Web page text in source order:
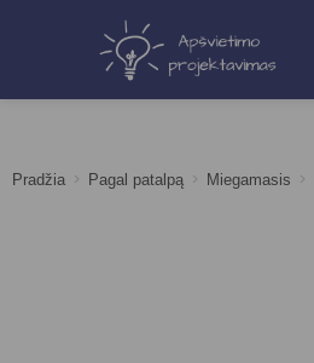
Pradžia > Pagal patalpą > Miegamasis >